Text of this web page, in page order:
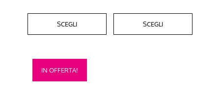
SCEGLI SCEGLI
IN OFFERTA!
Questo
prodotto